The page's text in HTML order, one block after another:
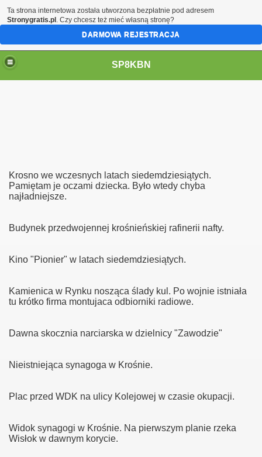
SP8KBN
Krosno we wczesnych latach siedemdziesiątych.
Pamiętam je oczami dziecka. Było wtedy chyba
najładniejsze.
Budynek przedwojennej krośnieńskiej rafinerii nafty.
Kino "Pionier" w latach siedemdziesiątych.
Kamienica w Rynku nosząca ślady kul. Po wojnie istniała
tu krótko firma montujaca odbiorniki radiowe.
Dawna skocznia narciarska w dzielnicy "Zawodzie"
Nieistniejąca synagoga w Krośnie.
Plac przed WDK na ulicy Kolejowej w czasie okupacji.
Widok synagogi w Krośnie. Na pierwszym planie rzeka
Wisłok w dawnym korycie.
Ta strona internetowa została utworzona bezpłatnie pod adresem
Stronygratis.pl . Czy chcesz też mieć własną stronę?
DARMOWA REJESTRACJA